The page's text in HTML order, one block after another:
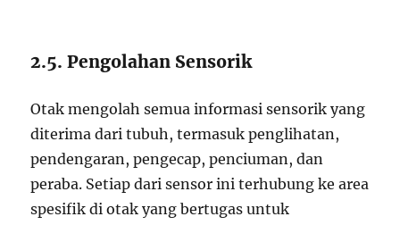
2.5. Pengolahan Sensorik
Otak mengolah semua informasi sensorik yang
diterima dari tubuh, termasuk penglihatan,
pendengaran, pengecap, penciuman, dan
peraba. Setiap dari sensor ini terhubung ke area
spesifik di otak yang bertugas untuk